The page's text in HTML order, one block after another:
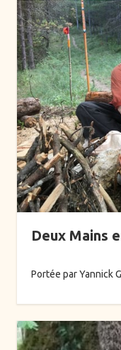
Deux Mains
Portée par Yannick